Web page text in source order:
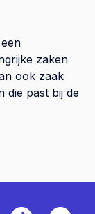
zaken
ook zaak
die past bij de